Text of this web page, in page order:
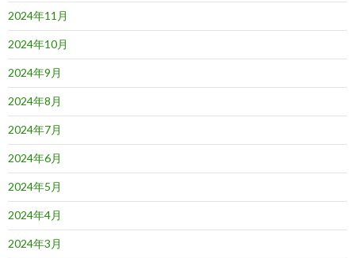
2024年11月
2024年10月
2024年9月
2024年8月
2024年7月
2024年6月
2024年5月
2024年4月
2024年3月